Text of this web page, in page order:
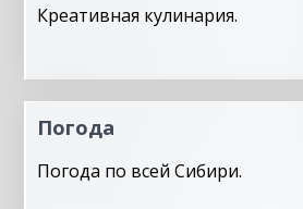
Креативная кулинария.
Погода
Погода по всей Сибири.